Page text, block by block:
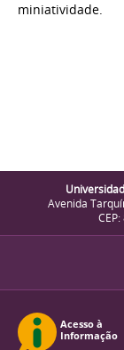
miniatividade.
Avenida